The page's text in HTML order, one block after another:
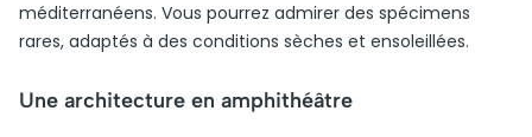
méditerranéens. Vous pourrez admirer des spécimens
rares, adaptés à des conditions sèches et ensoleillées.
Une architecture en amphithéâtre